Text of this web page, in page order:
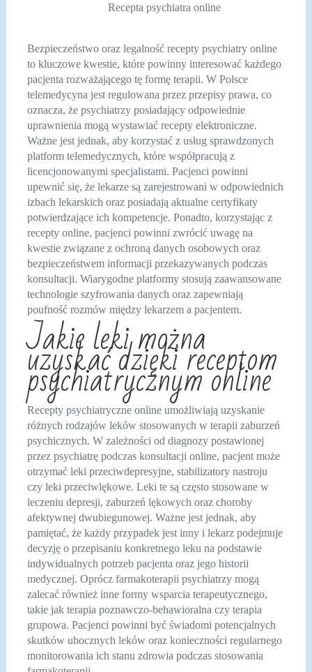
Recepta psychiatra online
Bezpieczeństwo oraz legalność recepty psychiatry online
to kluczowe kwestie, które powinny interesować każdego
pacjenta rozważającego tę formę terapii. W Polsce
telemedycyna jest regulowana przez przepisy prawa, co
oznacza, że psychiatrzy posiadający odpowiednie
uprawnienia mogą wystawiać recepty elektroniczne.
Ważne jest jednak, aby korzystać z usług sprawdzonych
platform telemedycznych, które współpracują z
licencjonowanymi specjalistami. Pacjenci powinni
upewnić się, że lekarze są zarejestrowani w odpowiednich
izbach lekarskich oraz posiadają aktualne certyfikaty
potwierdzające ich kompetencje. Ponadto, korzystając z
recepty online, pacjenci powinni zwrócić uwagę na
kwestie związane z ochroną danych osobowych oraz
bezpieczeństwem informacji przekazywanych podczas
konsultacji. Wiarygodne platformy stosują zaawansowane
technologie szyfrowania danych oraz zapewniają
poufność rozmów między lekarzem a pacjentem.
Jakie leki można
uzyskać dzięki receptom
psychiatrycznym online
Recepty psychiatryczne online umożliwiają uzyskanie
różnych rodzajów leków stosowanych w terapii zaburzeń
psychicznych. W zależności od diagnozy postawionej
przez psychiatrę podczas konsultacji online, pacjent może
otrzymać leki przeciwdepresyjne, stabilizatory nastroju
czy leki przeciwlękowe. Leki te są często stosowane w
leczeniu depresji, zaburzeń lękowych oraz choroby
afektywnej dwubiegunowej. Ważne jest jednak, aby
pamiętać, że każdy przypadek jest inny i lekarz podejmuje
decyzję o przepisaniu konkretnego leku na podstawie
indywidualnych potrzeb pacjenta oraz jego historii
medycznej. Oprócz farmakoterapii psychiatrzy mogą
zalecać również inne formy wsparcia terapeutycznego,
takie jak terapia poznawczo-behawioralna czy terapia
grupowa. Pacjenci powinni być świadomi potencjalnych
skutków ubocznych leków oraz konieczności regularnego
monitorowania ich stanu zdrowia podczas stosowania